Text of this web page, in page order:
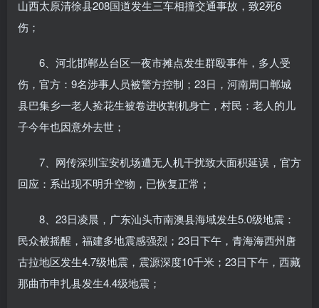
山西太原清徐县208国道发生三车相撞交通事故，致2死6
伤；
6、河北邯郸丛台区一夜市摊点发生群殴事件，多人受
伤，官方：9名涉事人员被警方控制；23日，河南周口郸城
县巴集乡一老人捡花生被卷进收割机身亡，村民：老人的儿
子今年也因意外去世；
7、网传深圳宝安机场遭无人机干扰致大面积延误，官方
回应：系出现不明升空物，已恢复正常；
8、23日凌晨，广东汕头市南澳县海域发生5.0级地震：
民众被摇醒，福建多地震感强烈；23日下午，青海海西州唐
古拉地区发生4.7级地震，震源深度10千米；23日下午，西藏
那曲市申扎县发生4.4级地震；